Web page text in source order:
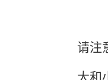
请注
大和